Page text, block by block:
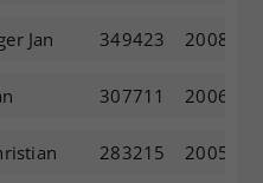
Jan 349423 2008
307711 2006
283215 2005